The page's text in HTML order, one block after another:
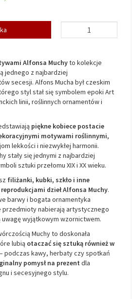
Alfonsa Muchyto kolekcje
jednego znajbardziej
secesji. Alfons Mucha byłczeskim
stylstałsięsymbolem epoki Art
linii, roślinnych ornamentówi
piękne kobiece postacie
motywami roślinnymi,
lekkości i niezwykłej harmonii.
stałysięjednymi znajbardziej
sztuki przełomu XIXi XXwieku.
filiżanki, kubki, szkło i inne
reprodukcjami dziełAlfonsa Muchy.
barwyi bogata ornamentyka
przedmiotynabierają artystycznego
uwagęwyjątkowym wzornictwem.
Muchyto doskonała
lubią otaczać się sztuką równieżw
–podczas kawy, herbatyczyspotkań
pomysłna prezent dla
i secesyjnego stylu.